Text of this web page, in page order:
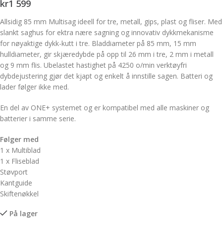
kr1 599
Allsidig 85 mm Multisag ideell for tre, metall, gips, plast og fliser. Med
slankt saghus for ektra nære sagning og innovativ dykkmekanisme
for nøyaktige dykk-kutt i tre. Bladdiameter på 85 mm, 15 mm
hulldiameter, gir skjæredybde på opp til 26 mm i tre, 2 mm i metall
og 9 mm flis. Ubelastet hastighet på 4250 o/min verktøyfri
dybdejustering gjør det kjapt og enkelt å innstille sagen. Batteri og
lader følger ikke med.
En del av ONE+ systemet og er kompatibel med alle maskiner og
batterier i samme serie.
Følger med
1 x Multiblad
1 x Fliseblad
Støvport
Kantguide
Skiftenøkkel
På lager